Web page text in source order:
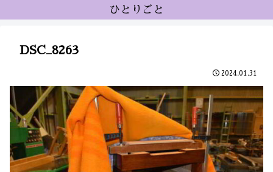
ひとりごと
DSC_8263
2024.01.31